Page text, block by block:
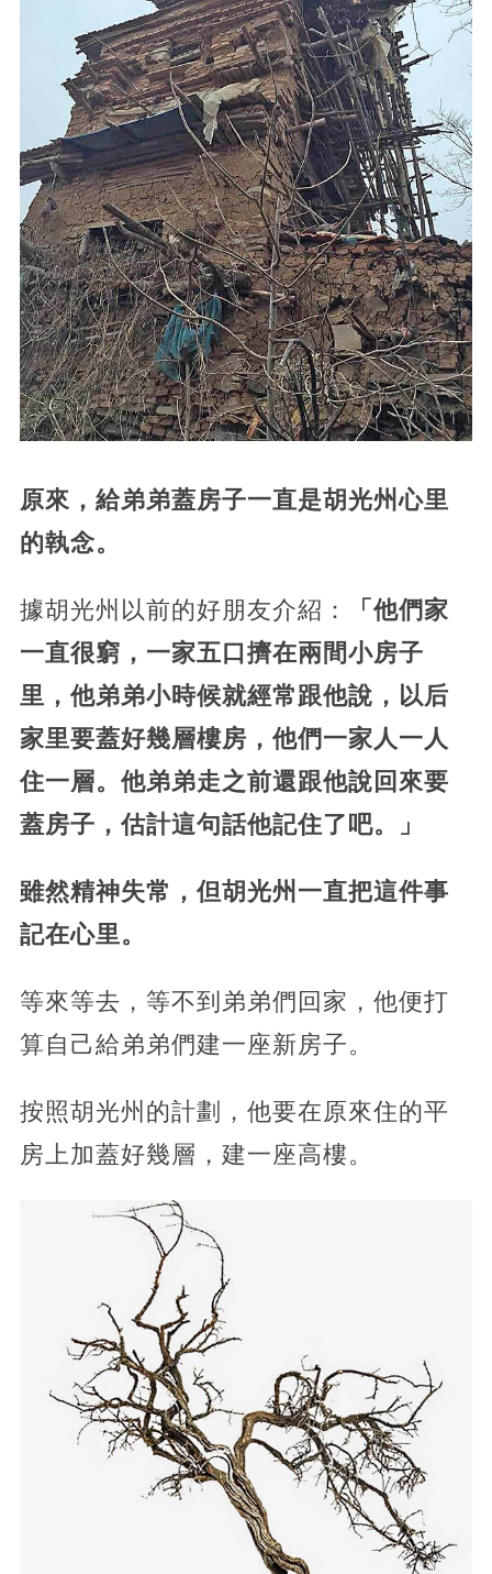
原來，給弟弟蓋房子一直是胡光州心里
的執念。
據胡光州以前的好朋友介紹：
「他們家
一直很窮，一家五口擠在兩間小房子
里，他弟弟小時候就經常跟他說，以后
家里要蓋好幾層樓房，他們一家人一人
住一層。他弟弟走之前還跟他說回來要
蓋房子，估計這句話他記住了吧。」
雖然精神失常，但胡光州一直把這件事
記在心里。
等來等去，等不到弟弟們回家，他便打
算自己給弟弟們建一座新房子。
按照胡光州的計劃，他要在原來住的平
房上加蓋好幾層，建一座高樓。